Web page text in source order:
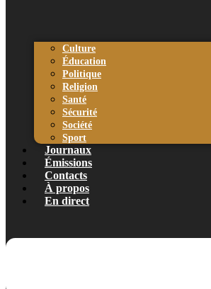
Culture
Éducation
Politique
Religion
Santé
Sécurité
Société
Sport
Journaux
Émissions
Contacts
À propos
En direct